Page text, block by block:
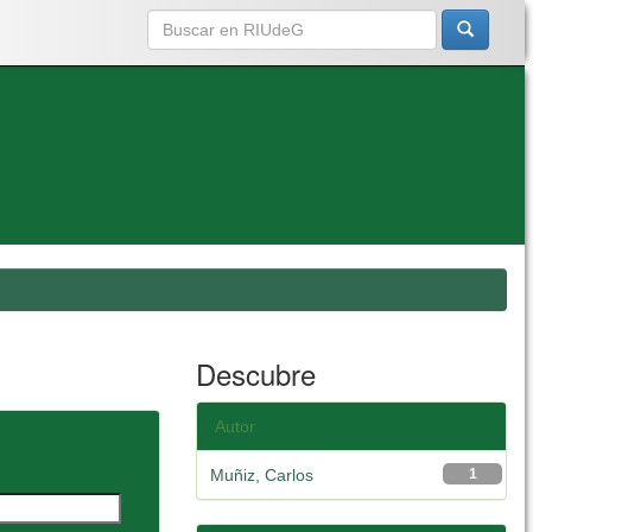
Descubre
Autor
1
Muñiz, Carlos